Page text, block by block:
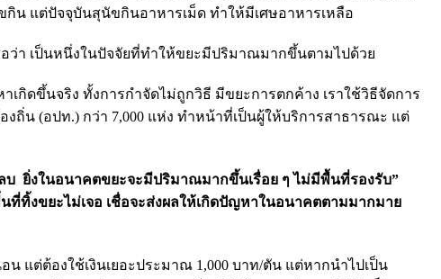
น แต่ปัจจุบันสุนัขกินอาหารเม็ด ทำให้มีเศษอาหารเหลือ
ว่า เป็นหนึ่งในปัจจัยที่ทำให้ขยะมีปริมาณมากขึ้นตามไปด้วย
กิดขึ้นจริง ทั้งการกำจัดไม่ถูกวิธี มีขยะการตกค้าง เราใช้วิธีจัดการ
ถิ่น (อปท.) กว่า 7,000 แห่ง ทำหน้าที่เป็นผู้ให้บริการสาธารณะ แต่
บ ยิ่งในอนาคตขยะจะมีปริมาณมากขึ้นเรื่อย ๆ ไม่มีพื้นที่รองรับ”
ทิ้งขยะไม่เจอ เชื่อจะส่งผลให้เกิดปัญหาในอนาคตตามมากมาย
แต่ต้องใช้เงินเยอะประมาณ 1,000 บาท/ตัน แต่หากนำไปเป็น